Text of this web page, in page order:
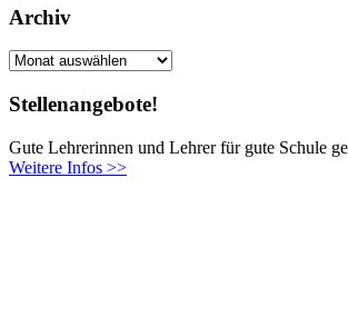
Archiv
Archiv
Stellenangebote!
Gute Lehrerinnen und Lehrer für gute Schule
Weitere Infos >>